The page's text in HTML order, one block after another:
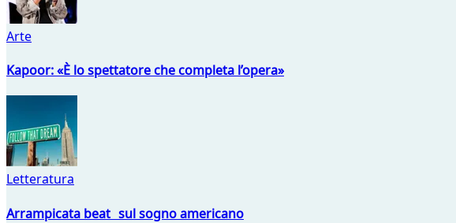
Arte
Kapoor: «È lo spettatore che completa l’opera»
Letteratura
Arrampicata beat sul sogno americano